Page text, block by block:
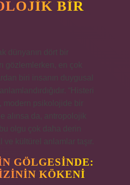
BIR
dünyanın dört bir
gözlemlerken, en çok
biri insanın duygusal
“Histeri
modern psikolojide bir
alınsa da, antropolojik
olgu çok daha derin
kültürel anlamlar taşır.
GÖLGESINDE:
KÖKENI